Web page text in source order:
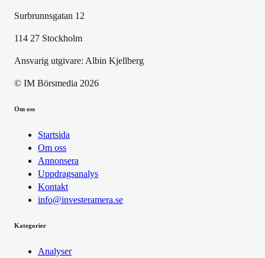
Surbrunnsgatan 12
114 27 Stockholm
Ansvarig utgivare: Albin Kjellberg
© IM Börsmedia 2026
Om oss
Startsida
Om oss
Annonsera
Uppdragsanalys
Kontakt
info@investeramera.se
Kategorier
Analyser